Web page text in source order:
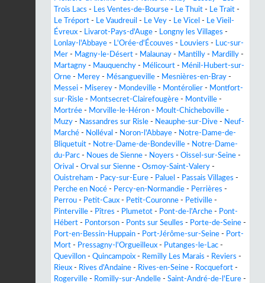
Trois Lacs - Les Ventes-de-Bourse - Le Thuit - Le Trait -
Le Tréport - Le Vaudreuil - Le Vey - Le Vicel - Le Vieil-
Évreux - Livarot-Pays-d'Auge - Longny les Villages -
Lonlay-l'Abbaye - L'Orée-d'Écouves - Louviers - Luc-sur-
Mer - Magny-le-Désert - Malaunay - Mantilly - Mardilly -
Martagny - Mauquenchy - Mélicourt - Ménil-Hubert-sur-
Orne - Merey - Mésangueville - Mesnières-en-Bray -
Messei - Miserey - Mondeville - Montérolier - Montfort-
sur-Risle - Montsecret-Clairefougère - Montville -
Mortrée - Morville-le-Héron - Moult-Chicheboville -
Muzy - Nassandres sur Risle - Neauphe-sur-Dive - Neuf-
Marché - Nolléval - Noron-l'Abbaye - Notre-Dame-de-
Bliquetuit - Notre-Dame-de-Bondeville - Notre-Dame-
du-Parc - Noues de Sienne - Noyers - Oissel-sur-Seine -
Orival - Orval sur Sienne - Osmoy-Saint-Valery -
Ouistreham - Pacy-sur-Eure - Paluel - Passais Villages -
Perche en Nocé - Percy-en-Normandie - Perrières -
Perrou - Petit-Caux - Petit-Couronne - Petiville -
Pinterville - Pîtres - Plumetot - Pont-de-l'Arche - Pont-
Hébert - Pontorson - Ponts sur Seulles - Porte-de-Seine -
Port-en-Bessin-Huppain - Port-Jérôme-sur-Seine - Port-
Mort - Pressagny-l'Orgueilleux - Putanges-le-Lac -
Quevillon - Quincampoix - Remilly Les Marais - Reviers -
Rieux - Rives d'Andaine - Rives-en-Seine - Rocquefort -
Rogerville - Romilly-sur-Andelle - Saint-André-de-l'Eure -